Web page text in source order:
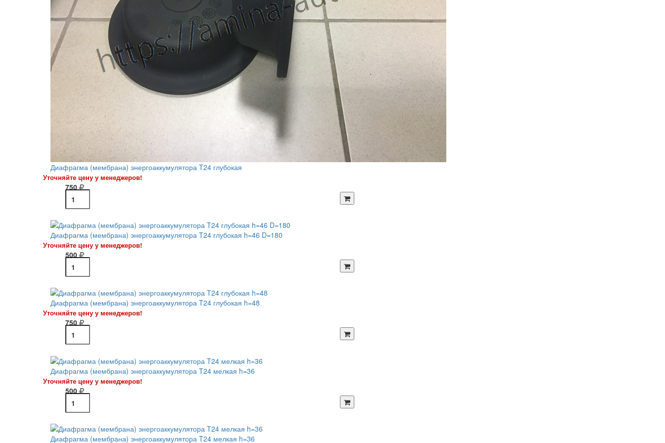
Диафрагма (мембрана) энергоаккумулятора T24 глубокая
Уточняйте цену у менеджеров!
750
Диафрагма (мембрана) энергоаккумулятора T24 глубокая h=46 D=180
Уточняйте цену у менеджеров!
500
Диафрагма (мембрана) энергоаккумулятора T24 глубокая h=48
Уточняйте цену у менеджеров!
750
Диафрагма (мембрана) энергоаккумулятора T24 мелкая h=36
Уточняйте цену у менеджеров!
500
Диафрагма (мембрана) энергоаккумулятора T24 мелкая h=36